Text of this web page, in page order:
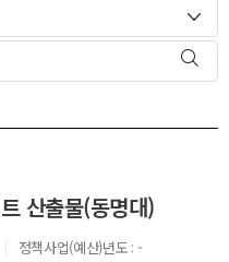
산출물(동명대)
정책사업(예산)년도 -